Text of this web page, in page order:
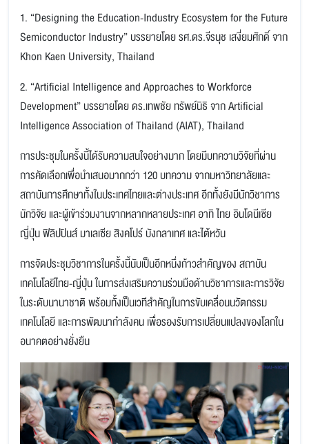
1. “Designing the Education-Industry Ecosystem for the Future
Semiconductor Industry” บรรยายโดย รศ.ดร.จีรนุช เสงี่ยมศักดิ์ จาก
Khon Kaen University, Thailand
2. “Artificial Intelligence and Approaches to Workforce
Development” บรรยายโดย ดร.เทพชัย ทรัพย์นิธิ จาก Artificial
Intelligence Association of Thailand (AIAT), Thailand
การประชุมในครั้งนี้ได้รับความสนใจอย่างมาก โดยมีบทความวิจัยที่ผ่าน
การคัดเลือกเพื่อนำเสนอมากกว่า 120 บทความ จากมหาวิทยาลัยและ
สถาบันการศึกษาทั้งในประเทศไทยและต่างประเทศ อีกทั้งยังมีนักวิชาการ
นักวิจัย และผู้เข้าร่วมงานจากหลากหลายประเทศ อาทิ ไทย อินโดนีเซีย
ญี่ปุ่น ฟิลิปปินส์ มาเลเซีย สิงคโปร์ บังกลาเทศ และไต้หวัน
การจัดประชุมวิชาการในครั้งนี้นับเป็นอีกหนึ่งก้าวสำคัญของ สถาบัน
เทคโนโลยีไทย-ญี่ปุ่น ในการส่งเสริมความร่วมมือด้านวิชาการและการวิจัย
ในระดับนานาชาติ พร้อมทั้งเป็นเวทีสำคัญในการขับเคลื่อนนวัตกรรม
เทคโนโลยี และการพัฒนากำลังคน เพื่อรองรับการเปลี่ยนแปลงของโลกใน
อนาคตอย่างยั่งยืน